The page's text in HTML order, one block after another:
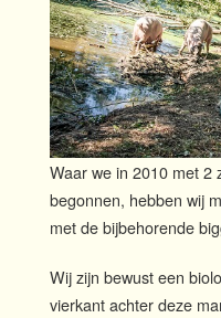
Waar we in 2010 met 2
begonnen, hebben wij
met de bijbehorende
Wij zijn bewust een
vierkant achter deze